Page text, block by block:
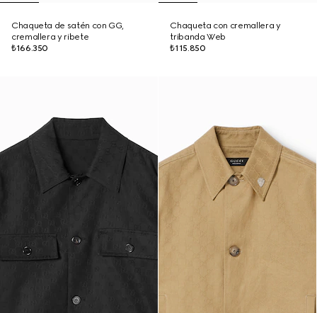
Chaqueta de satén con GG,
cremallera y ribete
₺166.350
Chaqueta con cremallera y
tribanda Web
₺115.850